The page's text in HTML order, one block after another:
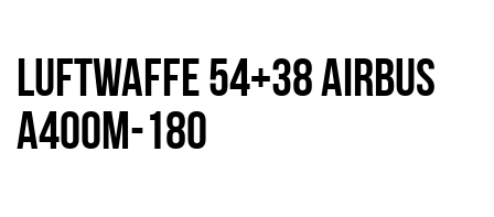
Luftwaffe 54+38 Airbus
A400M-180